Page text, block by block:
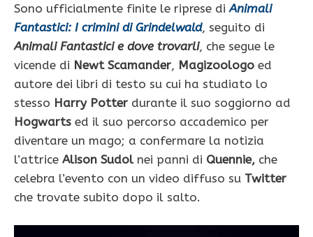
Sono ufficialmente finite le riprese diAnimali
Fantastici: I crimini di Grindelwald, seguito di
Animali Fantastici e dove trovarli, che segue le
vicende di Newt Scamander, Magizoologo ed
autore dei libri di testo su cui ha studiato lo
stesso Harry Potter durante il suo soggiorno ad
Hogwarts ed il suo percorso accademico per
diventare un mago; a confermare la notizia
l’attrice Alison Sudolnei panni di Quennie, che
celebra l’evento con un video diffuso su Twitter
che trovate subito dopo il salto.